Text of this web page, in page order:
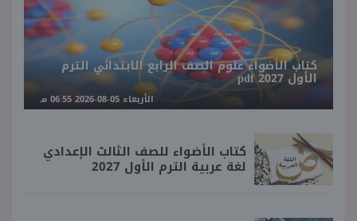
كتاب الأضواء علوم الصف الرابع الابتدائي الترم
الأول 2027 pdf
الأربعاء 05-08-2026 06:55 مـ
كتاب الأضواء للصف الثالث الإعدادي
لغة عربية الترم الأول 2027